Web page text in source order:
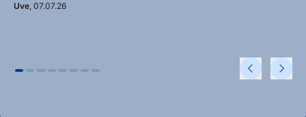
Uve, 07.07.26